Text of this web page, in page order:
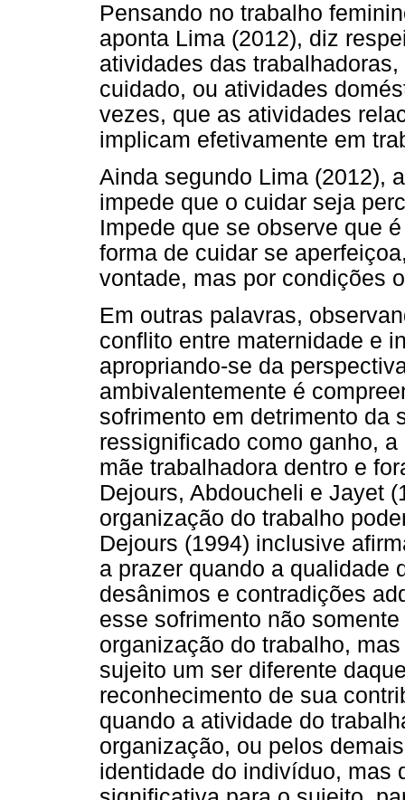
Pensando no trabalho
aponta Lima (2012), diz
atividades das
cuidado, ou atividades
vezes, que as atividades
implicam efetivamente em
Ainda segundo Lima (2012),
impede que o cuidar seja
Impede que se observe que
forma de cuidar se
vontade, mas por condições
Em outras palavras,
conflito entre maternidade e
apropriando-se da
ambivalentemente é
sofrimento em detrimento da
ressignificado como ganho,
mãe trabalhadora dentro e
Dejours, Abdoucheli e Jayet
organização do trabalho
Dejours (1994) inclusive
a prazer quando a qualidade
desânimos e contradições
esse sofrimento não
organização do trabalho,
sujeito um ser diferente
reconhecimento de sua
quando a atividade do
organização, ou pelos
identidade do indivíduo, mas